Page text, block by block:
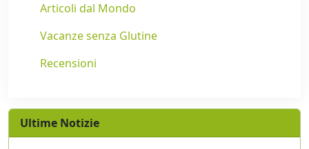
Articoli dal Mondo
Vacanze senza Glutine
Recensioni
Ultime Notizie